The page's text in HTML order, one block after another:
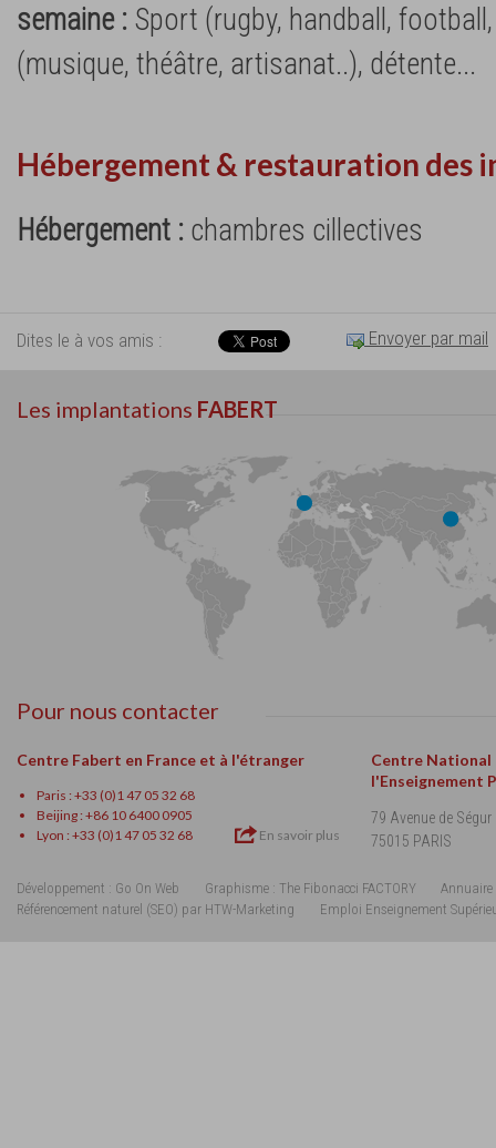
semaine : Sport (rugby, handball,
(musique, théâtre, artisanat..), détente...
Hébergement & restauration des
Hébergement : chambres cillectives
Dites le à vos amis : Envoyer par mail
Les implantations FABERT
Pour nous contacter
Centre Fabert en France et à l'étranger
Paris : +33 (0)1 47 05 32 68
Beijing : +86 10 6400 0905
Lyon : +33 (0)1 47 05 32 68
En savoir plus
Centre National
l'Enseignement
79 Avenue de Ségur
75015 PARIS
Développement : Go On Web Graphisme : The Fibonacci FACTORY
Annuaire
Référencement naturel (SEO) par HTW-Marketing
Emploi Enseignement